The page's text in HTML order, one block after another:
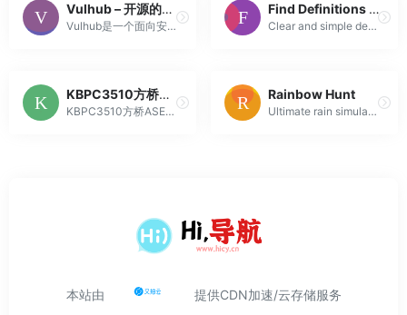
Vulhub – 开源的漏洞Docker环境
Vulhub是一个面向安全研究人员和教育工作者的开源预构建漏洞Docker环境集合。
Find Definitions & Meanings of Words | Britannica Dictionary
Clear and simple definitions in American English from Britannica's language experts. More usage examples than any other dictionary.
KBPC3510方桥ASEMI品牌_-1000余种整流桥堆任您选购，台湾品质，批量现货，当天发货-【强元芯】
KBPC3510方桥ASEMI品牌，强元芯12年专业生产及销售整流方桥KBPC3510，拥有独立的单相整流方桥厂房，ASEMI品牌KBPC3510，35A1000V方桥KBPC3510
Rainbow Hunt
Ultimate rain simulator for relaxing or working. Let the rain sing you a lullaby.
本站由 提供CDN加速/云存储服务